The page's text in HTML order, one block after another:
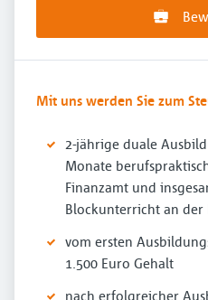
Mit uns werden Sie zum
2-jährige duale
Monate
Finanzamt und
Blockunterricht an der
vom ersten
1.500 Euro Gehalt
nach erfolgreicher